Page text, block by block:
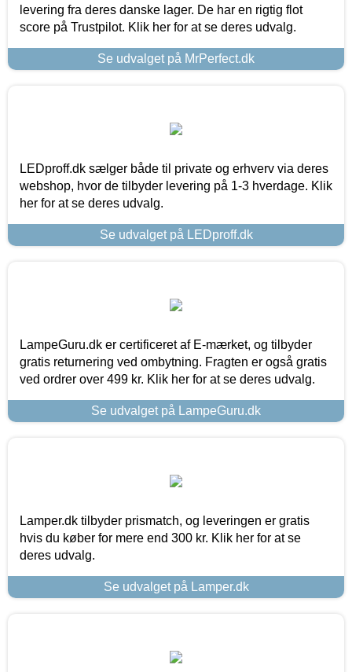
levering fra deres danske lager. De har en rigtig flot
score på Trustpilot. Klik her for at se deres udvalg.
Se udvalget på MrPerfect.dk
LEDproff.dk sælger både til private og erhverv via deres
webshop, hvor de tilbyder levering på 1-3 hverdage. Klik
her for at se deres udvalg.
Se udvalget på LEDproff.dk
LampeGuru.dk er certificeret af E-mærket, og tilbyder
gratis returnering ved ombytning. Fragten er også gratis
ved ordrer over 499 kr. Klik her for at se deres udvalg.
Se udvalget på LampeGuru.dk
Lamper.dk tilbyder prismatch, og leveringen er gratis
hvis du køber for mere end 300 kr. Klik her for at se
deres udvalg.
Se udvalget på Lamper.dk